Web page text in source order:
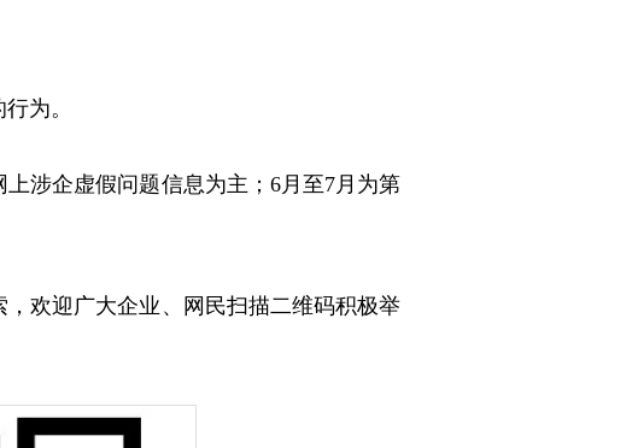
为。
涉企虚假问题信息为主；6月至7月为第
欢迎广大企业、网民扫描二维码积极举